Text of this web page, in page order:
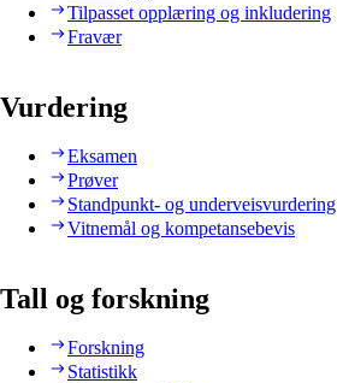
Tilpasset opplæring og inkludering
Fravær
Vurdering
Eksamen
Prøver
Standpunkt- og underveisvurdering
Vitnemål og kompetansebevis
Tall og forskning
Forskning
Statistikk